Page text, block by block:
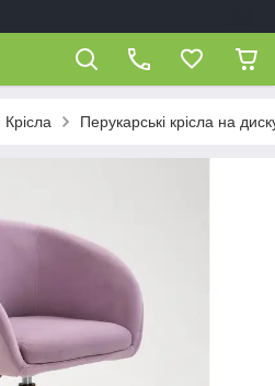
Крісла Перукарські крісла на